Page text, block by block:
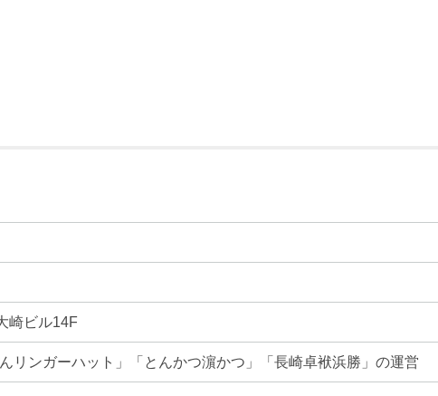
崎ビル14F
リンガーハット」「とんかつ濵かつ」「長崎卓袱浜勝」の運営